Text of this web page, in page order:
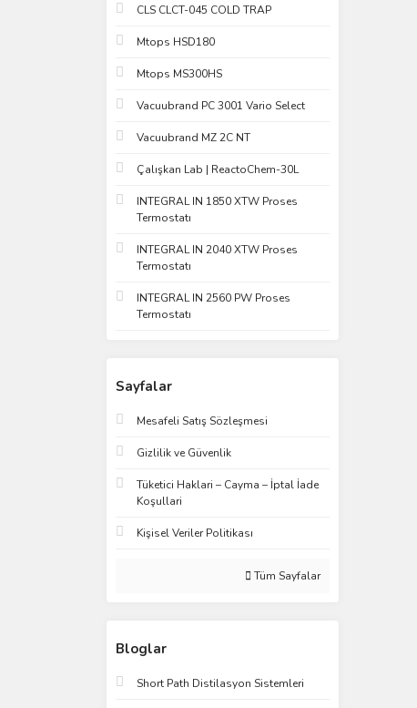
CLS CLCT-045 COLD TRAP
Mtops HSD180
Mtops MS300HS
Vacuubrand PC 3001 Vario Select
Vacuubrand MZ 2C NT
Çalışkan Lab | ReactoChem-30L
INTEGRAL IN 1850 XTW Proses
Termostatı
INTEGRAL IN 2040 XTW Proses
Termostatı
INTEGRAL IN 2560 PW Proses
Termostatı
Sayfalar
Mesafeli Satış Sözleşmesi
Gizlilik ve Güvenlik
Tüketici Haklari – Cayma – İptal İade
Koşullari
Kişisel Veriler Politikası
Tüm Sayfalar
Bloglar
Short Path Distilasyon Sistemleri